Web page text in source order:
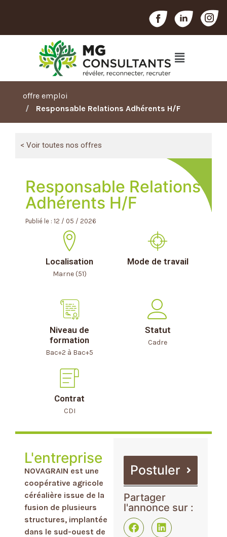
offre emploi
Responsable Relations Adhérents H/F
< Voir toutes nos offres
Responsable Relations
Adhérents H/F
Publié le : 12 / 05 / 2026
Localisation
Marne (51)
Mode de travail
Niveau de
formation
Bac+2 à Bac+5
Statut
Cadre
Contrat
CDI
L'entreprise
NOVAGRAIN est une
coopérative agricole
céréalière issue de la
fusion de plusieurs
structures, implantée
dans le sud-ouest de
Postuler
Partager
l'annonce sur :